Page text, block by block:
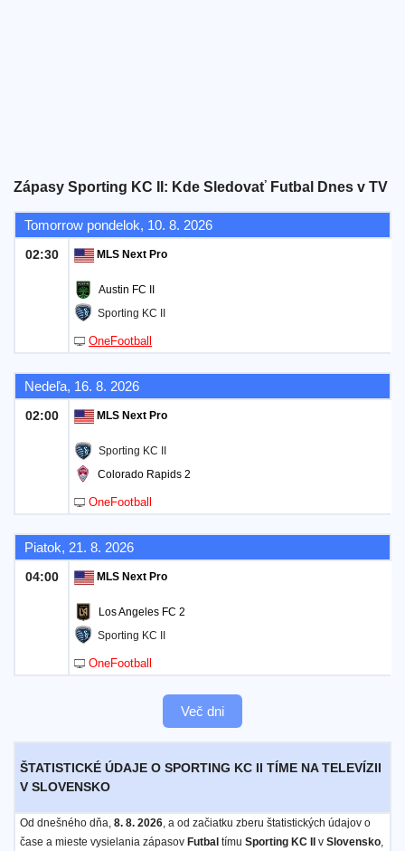
Zápasy Sporting KC II: Kde Sledovať Futbal Dnes v TV
Tomorrow pondelok, 10. 8. 2026
02:30 MLS Next Pro
Austin FC II
Sporting KC II
OneFootball
Nedeľa, 16. 8. 2026
02:00 MLS Next Pro
Sporting KC II
Colorado Rapids 2
OneFootball
Piatok, 21. 8. 2026
04:00 MLS Next Pro
Los Angeles FC 2
Sporting KC II
OneFootball
Več dni
ŠTATISTICKÉ ÚDAJE O SPORTING KC II TÍME NA TELEVÍZII
V SLOVENSKO
Od dnešného dňa, 8. 8. 2026, a od začiatku zberu štatistických údajov o
čase a mieste vysielania zápasov Futbal tímu Sporting KC II v Slovensko,